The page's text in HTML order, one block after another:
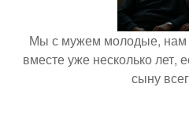
Мы с мужем молодые, нам
вместе уже несколько лет,
сыну